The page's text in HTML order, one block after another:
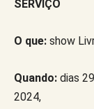
SERVIÇO
O que: show
Quando: dias
2024,